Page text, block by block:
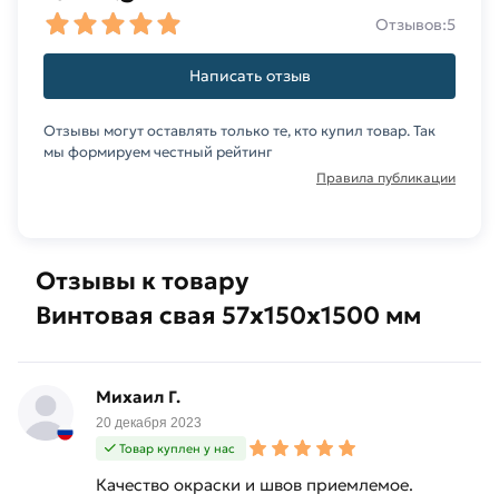
Отзывы к товару
Винтовая свая 57х150х1500 мм
Михаил Г.
20 декабря 2023
Товар куплен у нас
Качество окраски и швов приемлемое.
Отзывов:5
Написать отзыв
Отзывы могут оставлять только те, кто купил товар. Так
мы формируем честный рейтинг
Правила публикации